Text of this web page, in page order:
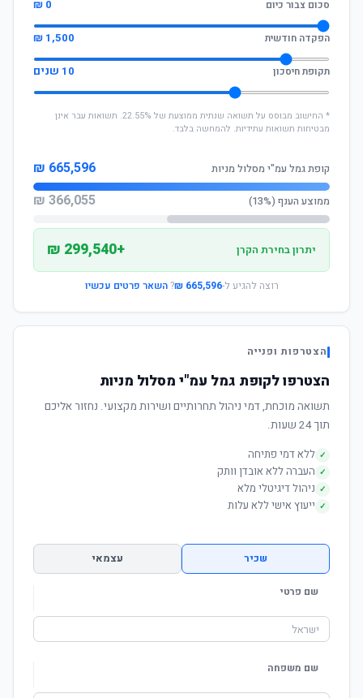
סכום צבור כיום 0 ₪
הפקדה חודשית 1,500 ₪
תקופת חיסכון 10 שנים
* החישוב מבוסס על תשואה שנתית ממוצעת של 22.55%. תשואות עבר אינן
מבטיחות תשואות עתידיות. להמחשה בלבד.
קופת גמל עמ"י מסלול מניות 665,596 ₪
ממוצע הענף (13%) 366,055 ₪
יתרון בחירת הקרן +299,540 ₪
רוצה להגיע ל-665,596 ₪
?השאר פרטים עכשיו
הצטרפות ופנייה
הצטרפו לקופת גמל עמ"י מסלול מניות
תשואה מוכחת, דמי ניהול תחרותיים ושירות מקצועי. נחזור אליכם
תוך 24 שעות.
✓ ללא דמי פתיחה
✓ העברה ללא אובדן וותק
✓ ניהול דיגיטלי מלא
✓ ייעוץ אישי ללא עלות
שכיר עצמאי
שם פרטי
שם משפחה